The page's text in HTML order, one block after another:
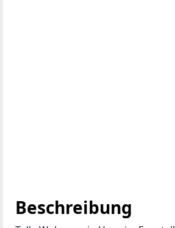
Beschreibung